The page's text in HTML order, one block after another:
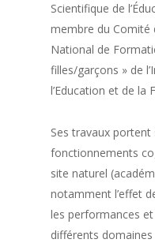
Scientifique de
membre du Comité
National de
filles/garçons » de
l’Education et de la
Ses travaux
fonctionnements
site naturel
notamment l’effet
les performances
différents